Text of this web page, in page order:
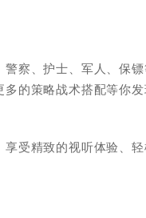
警察、护士、军人、保
的策略战术搭配等你发
享受精致的视听体验、